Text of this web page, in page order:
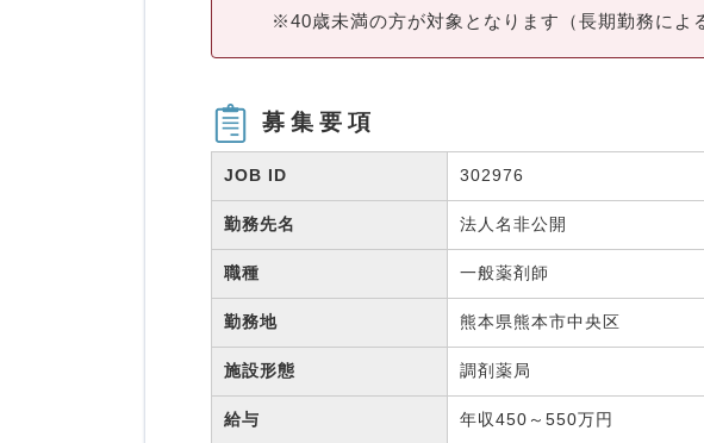
※40歳未満の方が対象となります（長期勤務によ
募集要項
JOB ID 302976
勤務先名 法人名非公開
職種 一般薬剤師
勤務地 熊本県熊本市中央区
施設形態 調剤薬局
給与 年収450～550万円